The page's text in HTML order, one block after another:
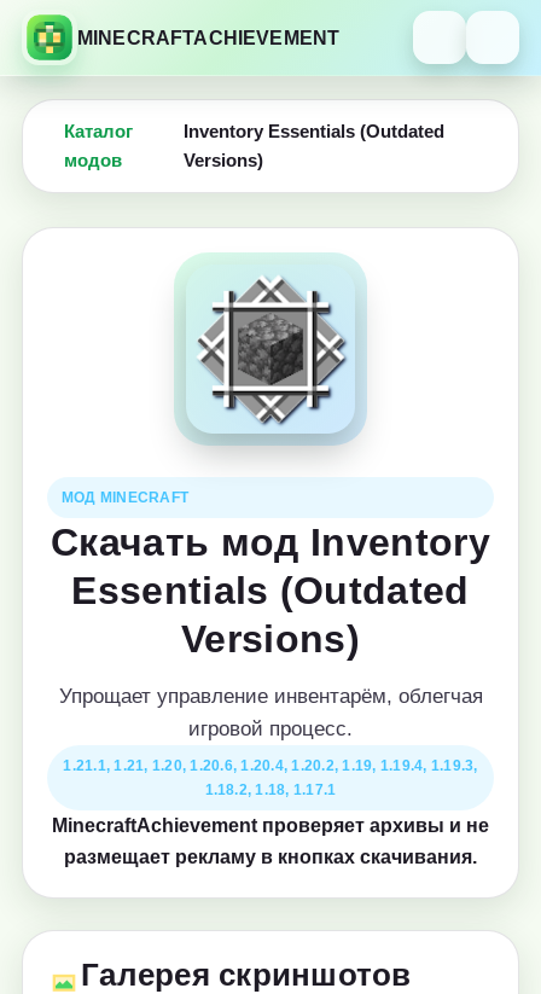
MINECRAFTACHIEVEMENT
Каталог
модов
Inventory Essentials (Outdated
Versions)
МОД MINECRAFT
Скачать мод Inventory
Essentials (Outdated
Versions)
Упрощает управление инвентарём, облегчая
игровой процесс.
1.21.1, 1.21, 1.20, 1.20.6, 1.20.4, 1.20.2, 1.19, 1.19.4, 1.19.3,
1.18.2, 1.18, 1.17.1
MinecraftAchievement проверяет архивы и не
размещает рекламу в кнопках скачивания.
Галерея скриншотов